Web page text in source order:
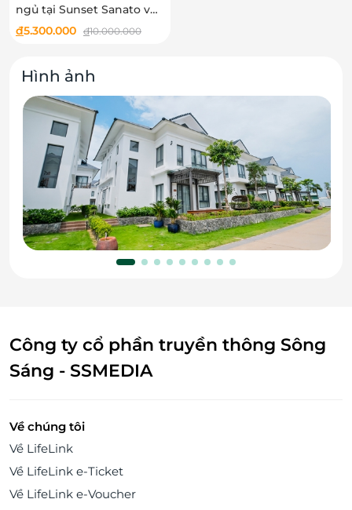
ngủ tại Sunset Sanato và
Combo chụp hình tiểu
đ5.300.000 đ10.000.000
Hình ảnh
Công ty cổ phần truyền thông Sông
Sáng - SSMEDIA
Về chúng tôi
Về LifeLink
Về LifeLink e-Ticket
Về LifeLink e-Voucher